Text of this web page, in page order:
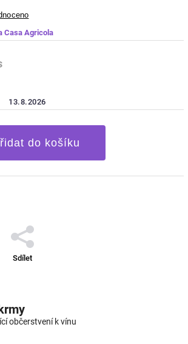
Casa Agricola
13.8.2026
do košíku
Sdílet
občerstvení k vínu